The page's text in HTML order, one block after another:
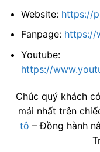
Website: https://
Fanpage: https://
Youtube:
https://
Chúc quý khách
mái nhất trên
tô – Đồng hành